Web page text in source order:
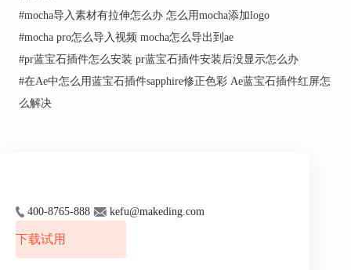
在弹出的窗口中，选择你在Mocha中创建的跟踪数
据，然后点击“确定”。
导入你想要替换的素材，并将其与Mocha的跟踪数
据连接。
#mocha导入素材有拉伸怎么办 怎么用mocha添加logo
#mocha pro怎么导入视频 mocha怎么导出到ae
#pr蓝宝石插件怎么安装 pr蓝宝石插件安装后没显示怎么办
#在Ae中怎么用蓝宝石插件sapphire修正色彩 Ae蓝宝石插件红屏怎
么解决
400-8765-888 kefu@makeding.com
下载试用